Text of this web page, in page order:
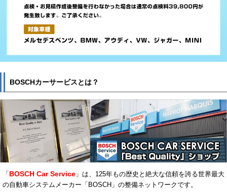
BOSCHカーサービスとは？
「 BOSCH Car Service 」は、125年もの歴史と絶大な信頼を誇る世界最大
の自動車システムメーカー「BOSCH」の整備ネットワークです。